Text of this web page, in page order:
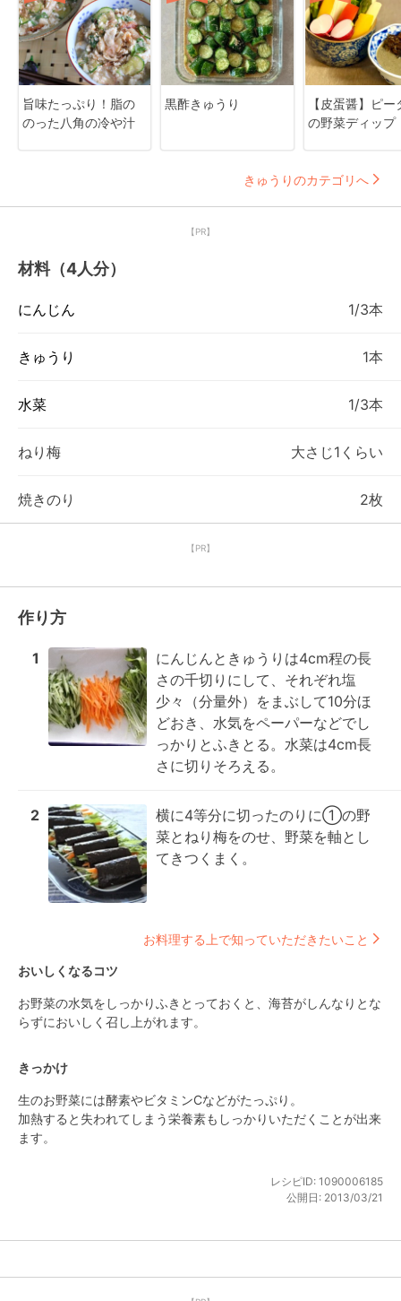
旨味たっぷり！脂の
のった八角の冷や汁
黒酢きゅうり
【皮蛋醤】ピー
の野菜ディップ
きゅうりのカテゴリへ
【PR】
材料（4人分）
にんじん 1/3本
きゅうり 1本
水菜 1/3本
ねり梅 大さじ1くらい
焼きのり 2枚
【PR】
作り方
1
にんじんときゅうりは4cm程の長
さの千切りにして、それぞれ塩
少々（分量外）をまぶして10分ほ
どおき、水気をペーパーなどでし
っかりとふきとる。水菜は4cm長
さに切りそろえる。
2
横に4等分に切ったのりに①の野
菜とねり梅をのせ、野菜を軸とし
てきつくまく。
お料理する上で知っていただきたいこと
おいしくなるコツ
お野菜の水気をしっかりふきとっておくと、海苔がしんなりとな
らずにおいしく召し上がれます。
きっかけ
生のお野菜には酵素やビタミンCなどがたっぷり。
加熱すると失われてしまう栄養素もしっかりいただくことが出来
ます。
レシピID: 1090006185
公開日: 2013/03/21